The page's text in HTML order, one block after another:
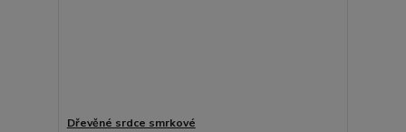
Dřevěné srdce smrkové